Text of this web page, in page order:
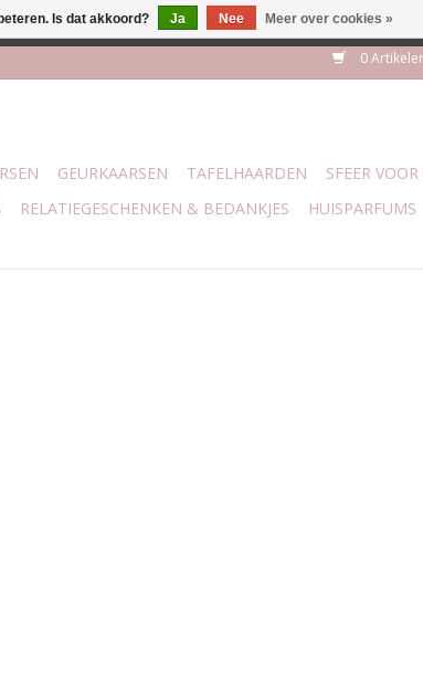
0
GEURKAARSEN TAFELHAARDEN SFEER
RELATIEGESCHENKEN & BEDANKJES HUISPARFUMS
Is dat akkoord? Ja Nee Meer over cookies »
107 Zwolle | 27 juli t/m 3 aug VAKANTIE